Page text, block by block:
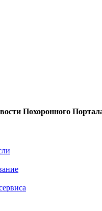
Похоронного